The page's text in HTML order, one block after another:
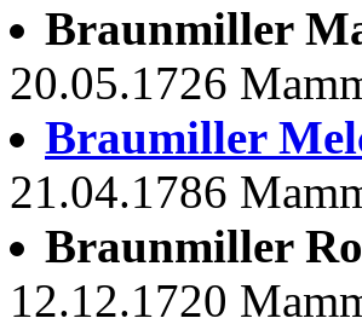
Braunmiller
20.05.1726
Braumiller
21.04.1786
Braunmiller
12.12.1720